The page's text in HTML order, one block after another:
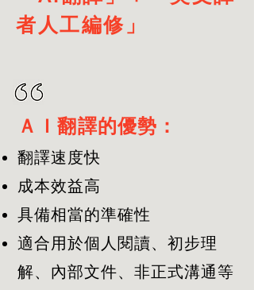
者人工編修」
ＡＩ翻譯的優勢：
翻譯速度快
成本效益高
具備相當的準確性
適合用於個人閱讀、初步理
解、內部文件、非正式溝通等